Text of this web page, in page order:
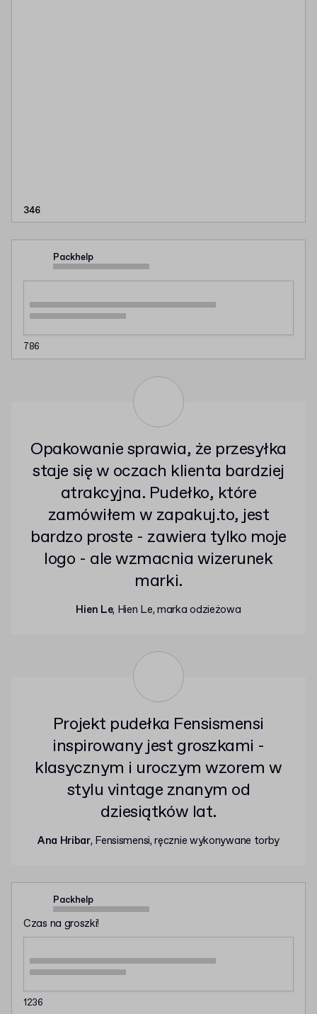
346
Packhelp
786
Opakowanie sprawia, że przesyłka
staje się w oczach klienta bardziej
atrakcyjna. Pudełko, które
zamówiłem w zapakuj.to, jest
bardzo proste - zawiera tylko moje
logo - ale wzmacnia wizerunek
marki.
Hien Le, Hien Le, marka odzieżowa
Projekt pudełka Fensismensi
inspirowany jest groszkami -
klasycznym i uroczym wzorem w
stylu vintage znanym od
dziesiątków lat.
Ana Hribar, Fensismensi, ręcznie wykonywane torby
Packhelp
Czas na groszki!
1236